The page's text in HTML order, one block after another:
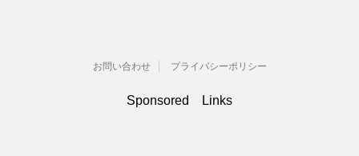
お問い合わせ プライバシーポリシー
Sponsored Links